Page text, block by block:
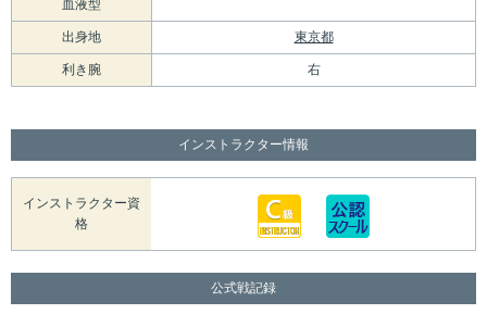
血液型
出身地 東京都
利き腕 右
インストラクター情報
インストラクター資
格
公式戦記録